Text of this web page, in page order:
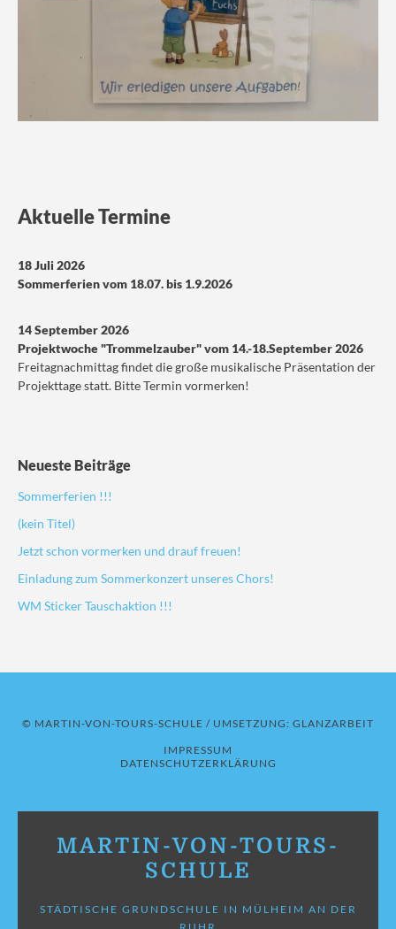
Aktuelle Termine
18 Juli 2026
Sommerferien vom 18.07. bis 1.9.2026
14 September 2026
Projektwoche "Trommelzauber" vom 14.-18.September 2026
Freitagnachmittag findet die große musikalische Präsentation der
Projekttage statt. Bitte Termin vormerken!
Neueste Beiträge
Sommerferien !!!
(kein Titel)
Jetzt schon vormerken und drauf freuen!
Einladung zum Sommerkonzert unseres Chors!
WM Sticker Tauschaktion !!!
© MARTIN-VON-TOURS-SCHULE / UMSETZUNG: GLANZARBEIT
IMPRESSUM
DATENSCHUTZERKLÄRUNG
MARTIN-VON-TOURS-
SCHULE
STÄDTISCHE GRUNDSCHULE IN MÜLHEIM AN DER